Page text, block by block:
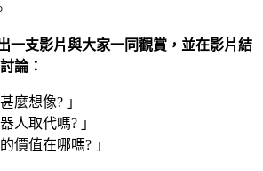
一支影片與大家一同觀賞，並在影片結
論：
麼想像? 」
人取代嗎? 」
價值在哪嗎? 」